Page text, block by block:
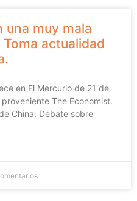
una muy mala
actualidad
en El Mercurio de 21 de
The Economist.
China: Debate sobre